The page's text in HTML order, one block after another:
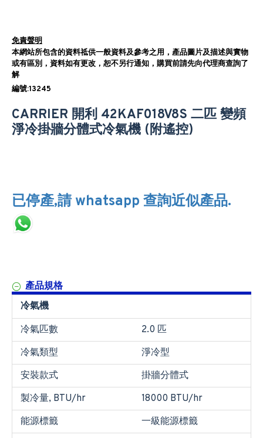
免責聲明
本網站所包含的資料祗供一般資料及參考之用，產品圖片及描述與實物
或有區別，資料如有更改，恕不另行通知，購買前請先向代理商查詢了
解
編號:13245
CARRIER 開利 42KAF018V8S 二匹 變頻
淨冷掛牆分體式冷氣機 (附遙控)
已停產,請 whatsapp 查詢近似產品.
產品規格
冷氣機
冷氣匹數
2.0 匹
冷氣類型
淨冷型
安裝款式
掛牆分體式
製冷量, BTU/hr
18000 BTU/hr
能源標籤
一級能源標籤